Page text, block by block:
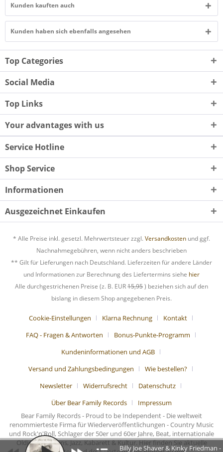
Kunden kauften auch
Kunden haben sich ebenfalls angesehen
Top Categories
Social Media
Top Links
Your advantages with us
Service Hotline
Shop Service
Informationen
Ausgezeichnet Einkaufen
* Alle Preise inkl. gesetzl. Mehrwertsteuer zzgl. Versandkosten und ggf.
Nachnahmegebühren, wenn nicht anders beschrieben
** Gilt für Lieferungen nach Deutschland. Lieferzeiten für andere Länder
und Informationen zur Berechnung des Liefertermins siehe hier
Alle durchgestrichenen Preise (z. B. EUR15,95) beziehen sich auf den
bislang in diesem Shop angegebenen Preis.
Cookie-Einstellungen Klarna Rechnung
Kontakt
FAQ - Fragen & Antworten
Bonus-Punkte-Programm
Kundeninformationen und AGB
Versand und Zahlungsbedingungen
Wie bestellen?
Newsletter
Widerrufsrecht
Datenschutz
Über Bear Family Records
Impressum
Bear Family Records - Proud to be Independent - Die weltweit
renommierteste Firma für Wiederveröffentlichungen - Country Music
und Rock'n'Roll, Schlager der 50er und 60er Jahre, Beat, internationale
Oldies, Chansons, Jazz, Kabarett & Kultur. Hier finden Sie aktuelle
Billy Joe Shaver & Kinky Friedman